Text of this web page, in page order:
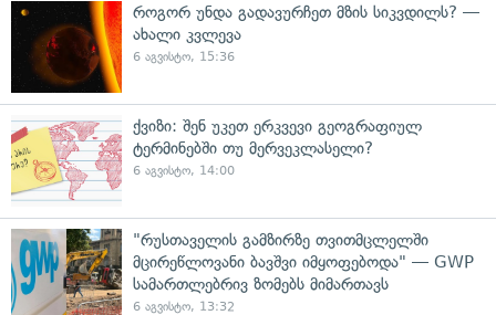
როგორ უნდა გადავურჩეთ მზის სიკვდილს? —
ახალი კვლევა
6 აგვისტო, 15:36
ქვიზი: შენ უკეთ ერკვევი გეოგრაფიულ
ტერმინებში თუ მერვეკლასელი?
6 აგვისტო, 14:00
"რუსთაველის გამზირზე თვითმცლელში
მცირეწლოვანი ბავშვი იმყოფებოდა" — GWP
სამართლებრივ ზომებს მიმართავს
6 აგვისტო, 13:32